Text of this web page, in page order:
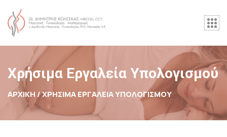
Χρήσιμα Εργαλεία Υπολογισμού
ΑΡΧΙΚΉ /ΧΡΉΣΙΜΑ ΕΡΓΑΛΕΊΑ ΥΠΟΛΟΓΙΣΜΟΎ